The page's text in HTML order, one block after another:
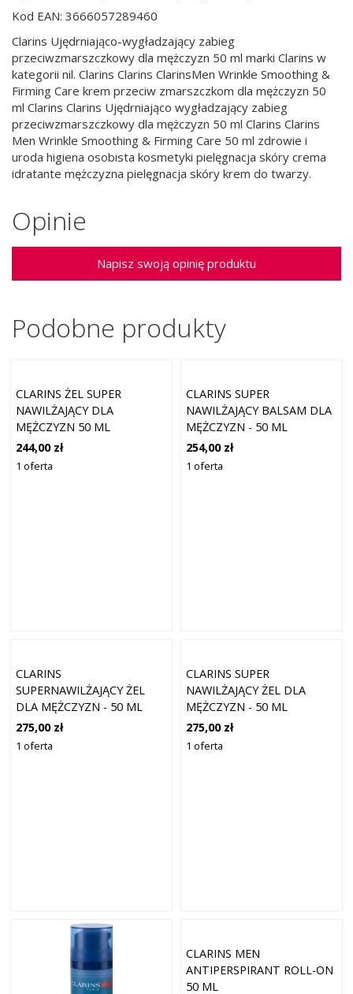
Kod EAN: 3666057289460
Clarins Ujędrniająco-wygładzający zabieg
przeciwzmarszczkowy dla mężczyzn 50 ml marki Clarins w
kategorii nil. Clarins Clarins ClarinsMen Wrinkle Smoothing &
Firming Care krem przeciw zmarszczkom dla mężczyzn 50
ml Clarins Clarins Ujędrniająco wygładzający zabieg
przeciwzmarszczkowy dla mężczyzn 50 ml Clarins Clarins
Men Wrinkle Smoothing & Firming Care 50 ml zdrowie i
uroda higiena osobista kosmetyki pielęgnacja skóry crema
idratante mężczyzna pielęgnacja skóry krem do twarzy.
Opinie
Napisz swoją opinię produktu
Podobne produkty
CLARINS ŻEL SUPER
NAWILŻAJĄCY DLA
MĘŻCZYZN 50 ML
244,00 zł
1 oferta
CLARINS SUPER
NAWILŻAJĄCY BALSAM DLA
MĘŻCZYZN - 50 ML
254,00 zł
1 oferta
CLARINS
SUPERNAWILŻAJĄCY ŻEL
DLA MĘŻCZYZN - 50 ML
275,00 zł
1 oferta
CLARINS SUPER
NAWILŻAJĄCY ŻEL DLA
MĘŻCZYZN - 50 ML
275,00 zł
1 oferta
CLARINS MEN
ANTIPERSPIRANT ROLL-ON
50 ML